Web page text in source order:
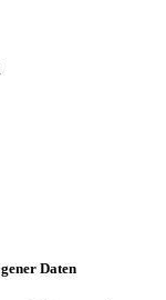
Daten